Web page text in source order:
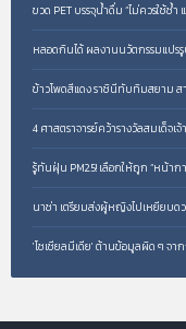
ขวด PET บรรจุน้ำดื่ม “ไม่ควรใช้ซ้ำ
หลอดกินได้ ผลงานนวัตกรรมแป
ข้าวโพดสีแดง ราชินีทับทิมสยาม
4 ศาสตราจารย์คว้ารางวัลสมเด็จเ
รู้ทันฝุ่น PM2.5! เลือกให้ถูก “หน้าก
นาซ่า เตรียมส่งผู้หญิงไปเหยียบด
'โซเชียลมีเดีย' ต้านข้อมูลผิด ๆ จา